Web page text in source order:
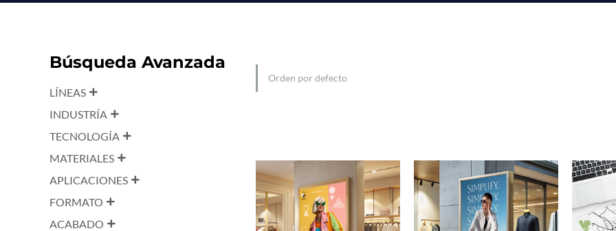
Búsqueda Avanzada
LÍNEAS
INDUSTRÍA
TECNOLOGÍA
MATERIALES
APLICACIONES
FORMATO
ACABADO